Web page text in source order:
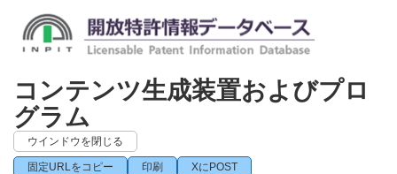
コンテンツ生成装置およびプロ
グラム
ウインドウを閉じる
固定URLをコピー 印刷 XにPOST